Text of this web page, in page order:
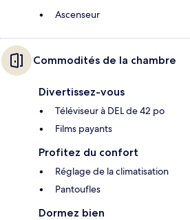
Ascenseur
Commodités de la chambre
Divertissez-vous
Téléviseur à DEL de 42 po
Films payants
Profitez du confort
Réglage de la climatisation
Pantoufles
Dormez bien